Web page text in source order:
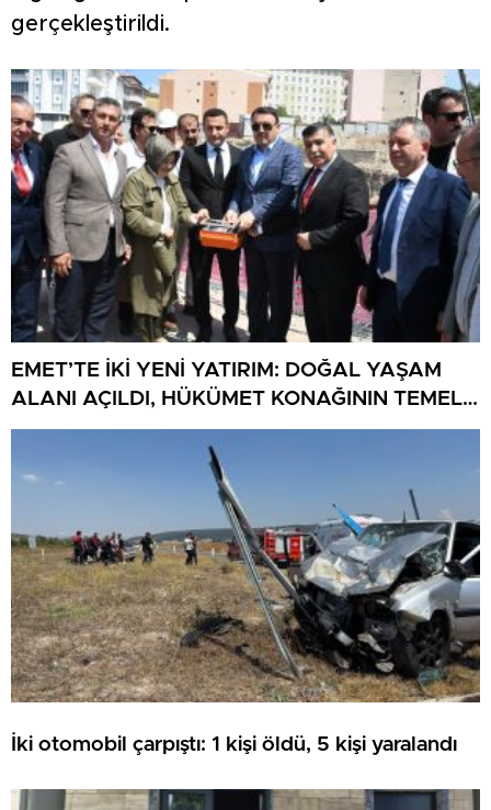
gerçekleştirildi.
EMET’TE İKİ YENİ YATIRIM: DOĞAL YAŞAM
ALANI AÇILDI, HÜKÜMET KONAĞININ TEMELİ
ATILDI
İki otomobil çarpıştı: 1 kişi öldü, 5 kişi yaralandı